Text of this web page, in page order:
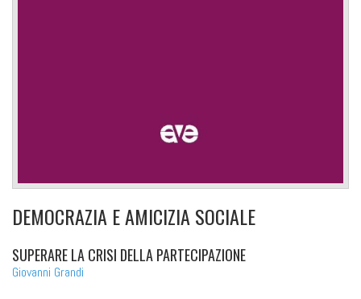
DEMOCRAZIA E AMICIZIA SOCIALE
SUPERARE LA CRISI DELLA PARTECIPAZIONE
Giovanni Grandi